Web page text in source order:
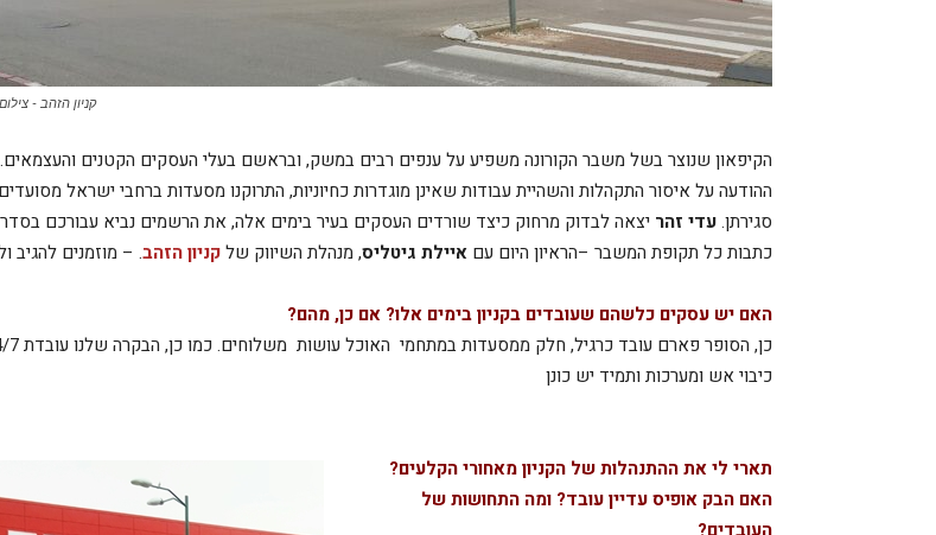
קניון הזהב -
הקיפאון שנוצר בשל משבר הקורונה משפיע על ענפים רבים במשק, ובראשם בעלי העסקים הקטנים
ההודעה על איסור התקהלות והשהיית עבודות שאינן מוגדרות כחיוניות, התרוקנו מסעדות ברחבי ישראל
סגירתן.עדי זהר יצאה לבדוק מרחוק כיצד שורדים העסקים בעיר בימים אלה, את הרשמים נביא עבורכם
כתבות כל תקופת המשבר –הראיון היום עם איילת גיטליס, מנהלת השיווק שלקניון הזהב. – מוזמנים להגיב
האם יש עסקים כלשהם שעובדים בקניון בימים אלו? אם כן, מהם?
כיבוי אש ומערכות ותמיד יש כונן
תארי לי את ההתנהלות של הקניון מאחורי הקלעים?
האם הבק אופיס עדיין עובד? ומה התחושות של